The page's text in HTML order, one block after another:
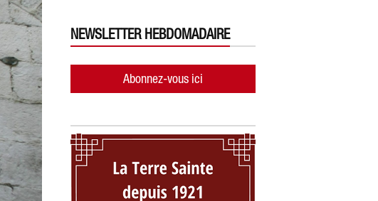
NEWSLETTER HEBDOMADAIRE
Abonnez-vous ici